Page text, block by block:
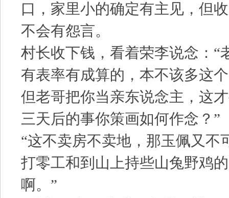
口，家里小的确定有主见，但
不会有怨言。
村长收下钱，看着荣李说念：“
有表率有成算的，本不该多这
但老哥把你当亲东说念主，这
三天后的事你策画如何作念？”
“这不卖房不卖地，那玉佩又不
打零工和到山上持些山兔野鸡
啊。”